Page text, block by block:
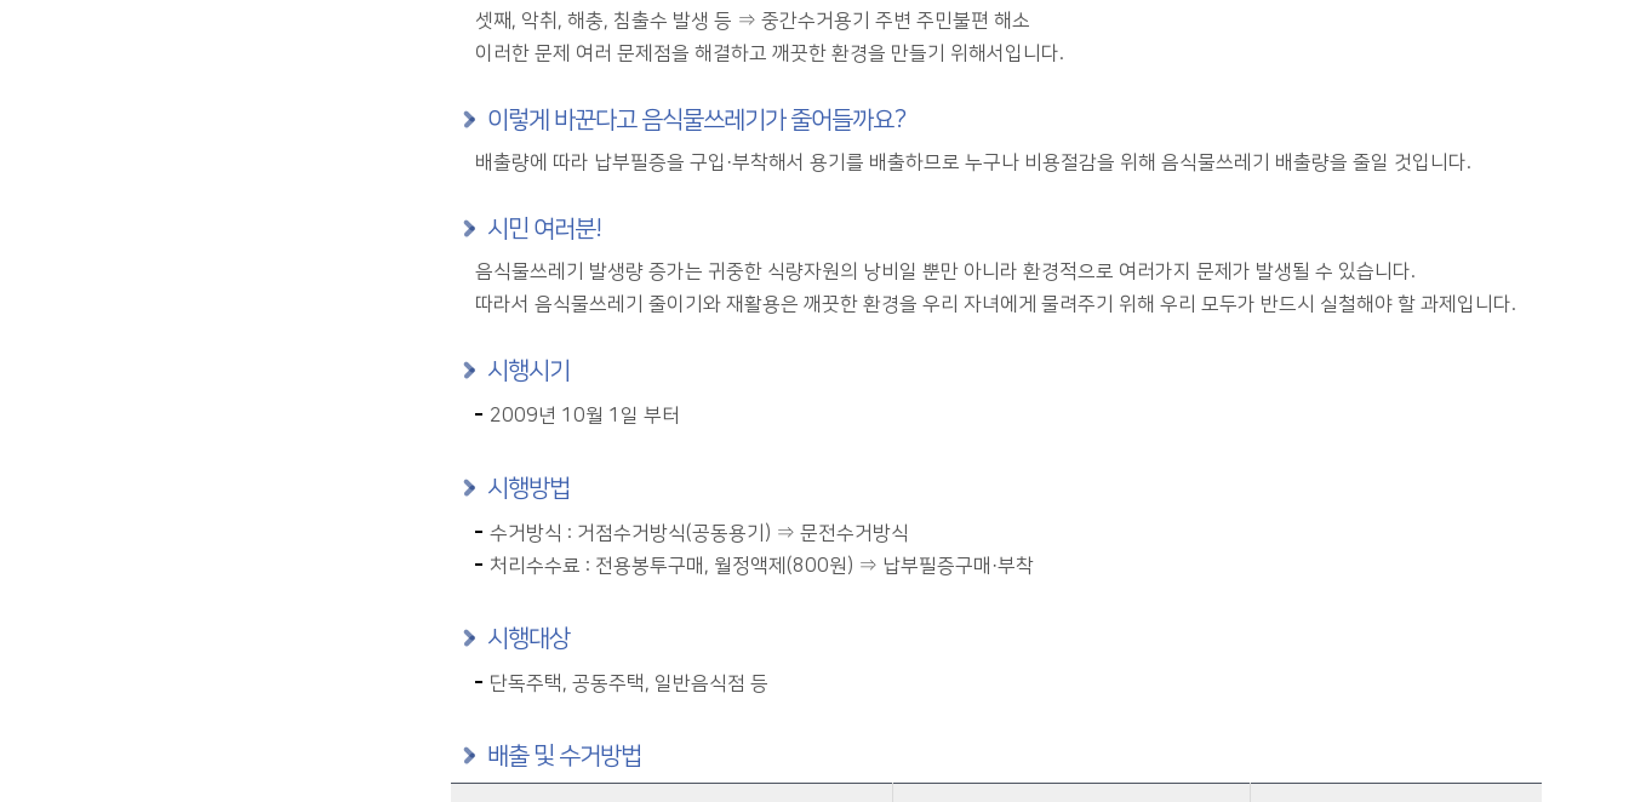
셋째, 악취, 해충, 침출수 발생 등 ⇒ 중간수거용기 주변 주민불편 해소
이러한 문제 여러 문제점을 해결하고 깨끗한 환경을 만들기 위해서입니다.
이렇게 바꾼다고 음식물쓰레기가 줄어들까요?
배출량에 따라 납부필증을 구입·부착해서 용기를 배출하므로 누구나 비용절감을 위해 음식물쓰레기 배출량을 줄일 것입니다.
시민 여러분!
음식물쓰레기 발생량 증가는 귀중한 식량자원의 낭비일 뿐만 아니라 환경적으로 여러가지 문제가 발생될 수 있습니다.
따라서 음식물쓰레기 줄이기와 재활용은 깨끗한 환경을 우리 자녀에게 물려주기 위해 우리 모두가 반드시 실철해야 할 과제입니다.
시행시기
2009년 10월 1일 부터
시행방법
수거방식 : 거점수거방식(공동용기) ⇒ 문전수거방식
처리수수료 : 전용봉투구매, 월정액제(800원) ⇒ 납부필증구매·부착
시행대상
단독주택, 공동주택, 일반음식점 등
배출 및 수거방법